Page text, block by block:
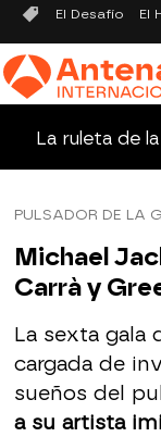
El Desafío El
La ruleta de
PULSADOR DE LA
Michael
Carrà y
La sexta gala
cargada de
sueños del
a su artista